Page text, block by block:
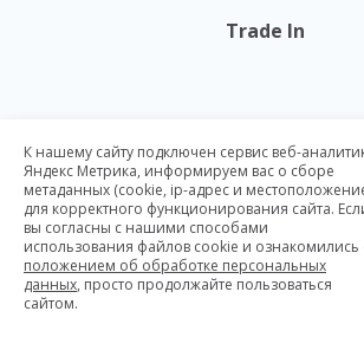
Trade In
исключительно информационный
публичной офертой, определяемой
Опубликованная на данном сайте
изменена в любое время без
© Nikoliers 2026
Положение об обработке персональных
К нашему сайту подключен сервис веб-
Яндекс Метрика, информируем вас о сборе
метаданных (cookie, ip-адрес и
для корректного функционирования сайта.
вы согласны с нашими способами
использования файлов cookie и ознакомились
положением об обработке персональных
данных, просто продолжайте пользоваться
сайтом.